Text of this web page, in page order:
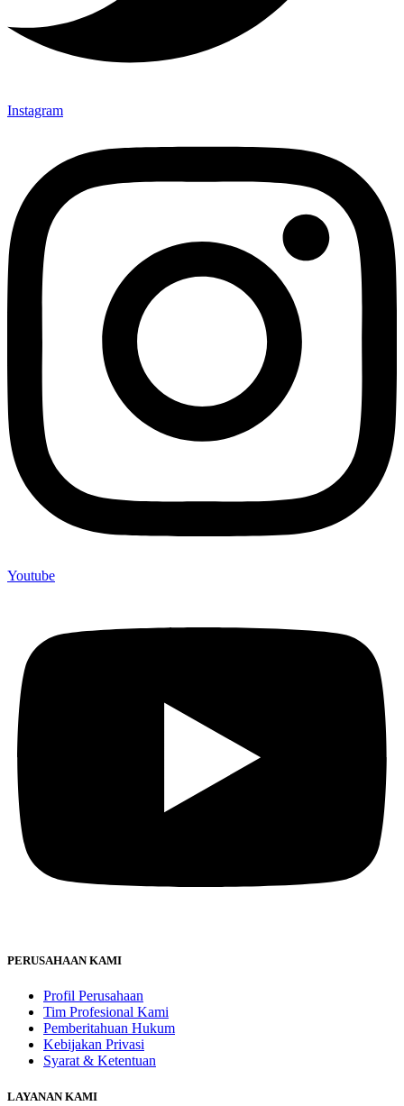
Instagram
Youtube
PERUSAHAAN KAMI
Profil Perusahaan
Tim Profesional Kami
Pemberitahuan Hukum
Kebijakan Privasi
Syarat & Ketentuan
LAYANAN KAMI